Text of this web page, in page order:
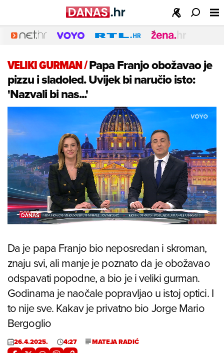
VELIKI GURMAN/Papa Franjo obožavao je
pizzu i sladoled. Uvijek bi naručio isto:
'Nazvali bi nas...'
Unmute /
Loaded
24.85%
Da je papa Franjo bio neposredan i skroman,
znaju svi, ali manje je poznato da je obožavao
odspavati popodne, a bio je i veliki gurman.
Godinama je naočale popravljao u istoj optici. I
to nije sve. Kakav je privatno bio Jorge Mario
Bergoglio
26.4.2025. 4:27 MATEJA RADIĆ